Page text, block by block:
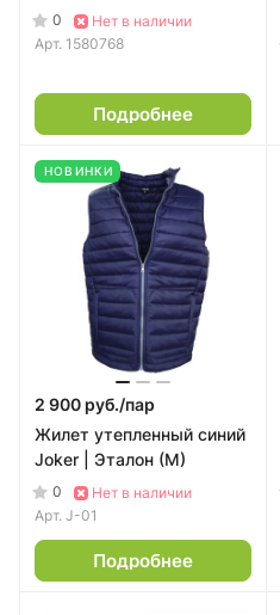
0
Нет в наличии
Арт. 1580768
Подробнее
НОВИНКИ
2 900 руб./пар
Жилет утепленный синий
Joker | Эталон (M)
0
Нет в наличии
Арт. J-01
Подробнее